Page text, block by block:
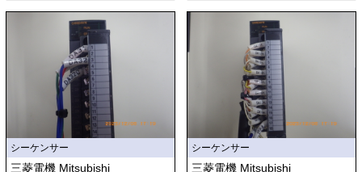
シーケンサー
三菱電機 Mitsubishi
シーケンサー
三菱電機 Mitsubishi